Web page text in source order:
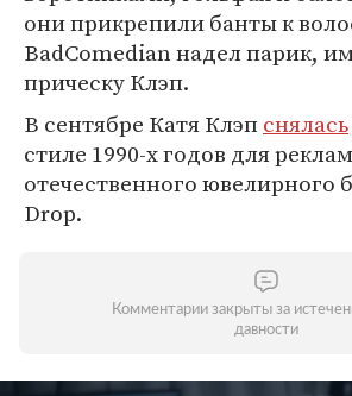
они прикрепили банты к
BadComedian надел парик,
прическу Клэп.
В сентябре Катя Клэпснялась
стиле 1990-х годов для
отечественного ювелирного
Drop.
Комментарии закрыты за
давности